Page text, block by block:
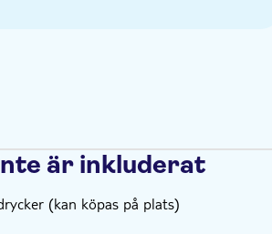
är inkluderat
(kan köpas på plats)